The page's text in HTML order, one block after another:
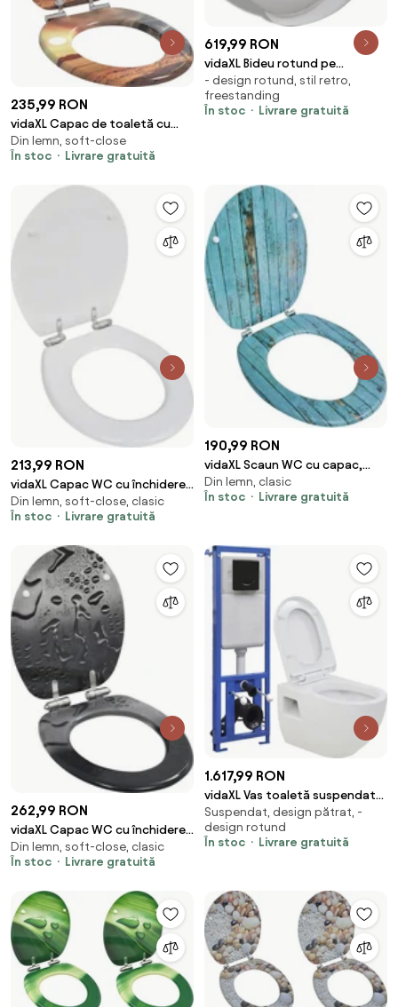
235,99 RON
vidaXL Capac de toaletă cu
închidere lentă Portocaliu 44 x
38 cm
Din lemn, soft-close
În stoc
Livrare gratuită
619,99 RON
vidaXL Bideu rotund pe
pardoseală, ceramică calitate
superioară, alb
- design rotund, stil retro,
freestanding
În stoc
Livrare gratuită
213,99 RON
vidaXL Capac WC cu închidere
silențioasă alb MDF design
simplu
Din lemn, soft-close, clasic
În stoc
Livrare gratuită
190,99 RON
vidaXL Scaun WC cu capac,
MDF, model lemn vechi
Din lemn, clasic
În stoc
Livrare gratuită
262,99 RON
vidaXL Capac WC cu închidere
silențioasă, MDF, design
picătură de apă
Din lemn, soft-close, clasic
În stoc
Livrare gratuită
1.617,99 RON
vidaXL Vas toaletă suspendat
cu rezervor încastrat înalt,
ceramică
Suspendat, design pătrat, -
design rotund
În stoc
Livrare gratuită